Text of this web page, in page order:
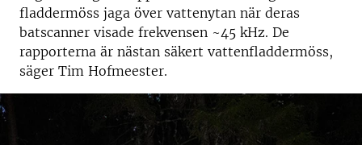
fladdermöss jaga över vattenytan när deras
batscanner visade frekvensen ~45 kHz. De
rapporterna är nästan säkert vattenfladdermöss,
säger Tim Hofmeester.